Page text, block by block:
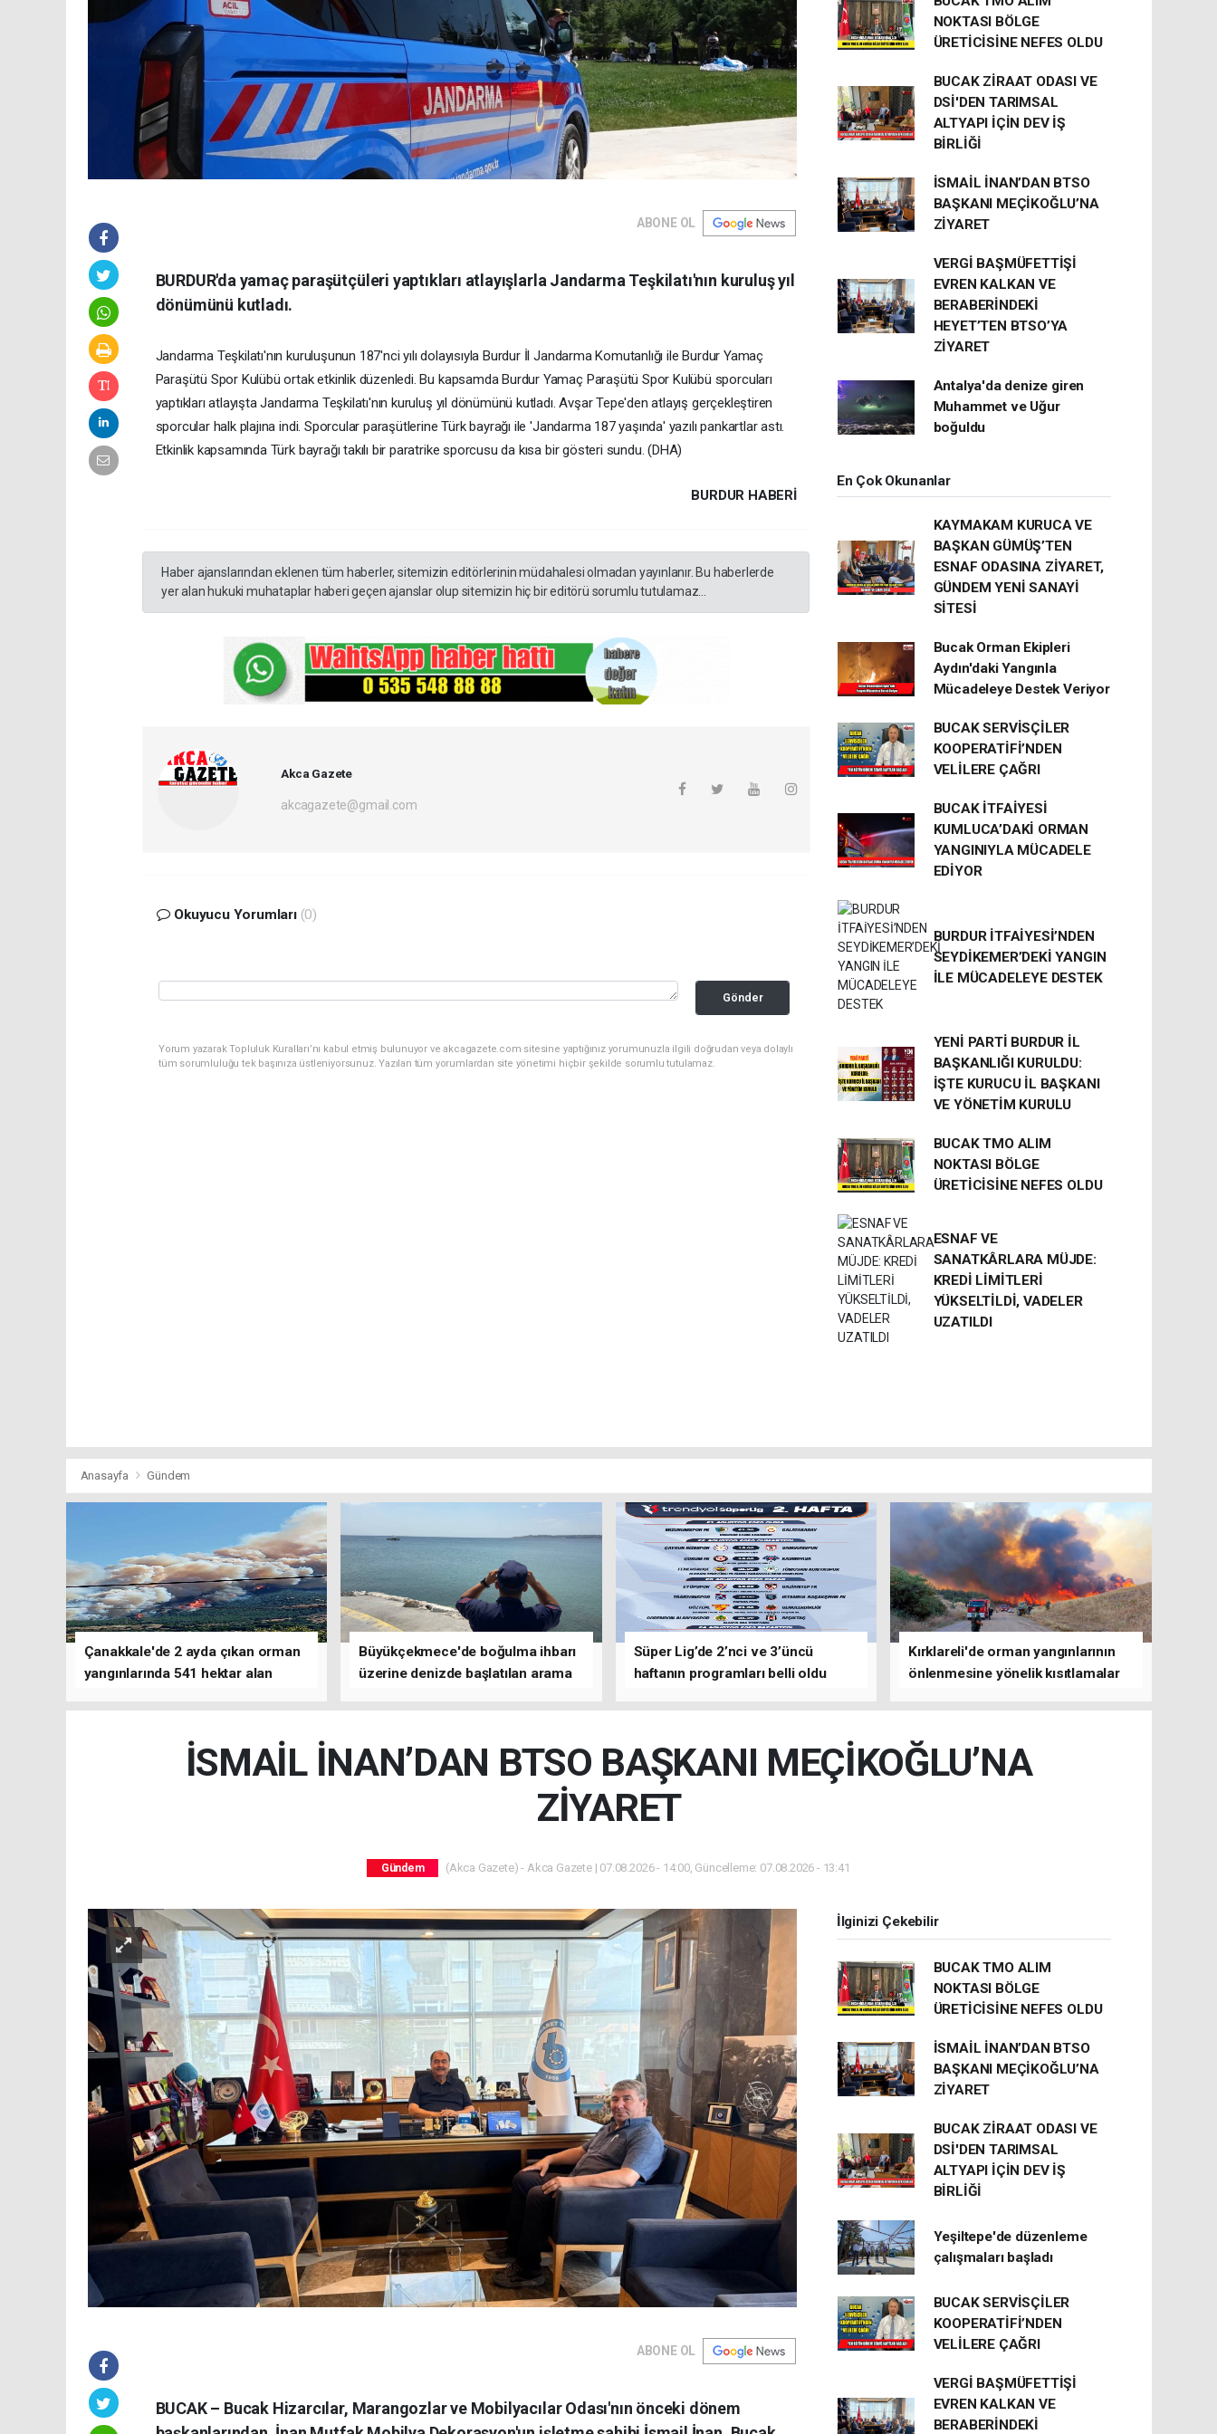
ABONE OL
BURDUR'da yamaç paraşütçüleri yaptıkları atlayışlarla Jandarma Teşkilatı'nın kuruluş yıl
dönümünü kutladı.
Jandarma Teşkilatı'nın kuruluşunun 187'nci yılı dolayısıyla Burdur İl Jandarma Komutanlığı ile Burdur Yamaç
Paraşütü Spor Kulübü ortak etkinlik düzenledi. Bu kapsamda Burdur Yamaç Paraşütü Spor Kulübü sporcuları
yaptıkları atlayışta Jandarma Teşkilatı'nın kuruluş yıl dönümünü kutladı. Avşar Tepe'den atlayış gerçekleştiren
sporcular halk plajına indi. Sporcular paraşütlerine Türk bayrağı ile 'Jandarma 187 yaşında' yazılı pankartlar astı.
Etkinlik kapsamında Türk bayrağı takılı bir paratrike sporcusu da kısa bir gösteri sundu. (DHA)
BURDUR HABERİ
Haber ajanslarından eklenen tüm haberler, sitemizin editörlerinin müdahalesi olmadan yayınlanır. Bu haberlerde
yer alan hukuki muhataplar haberi geçen ajanslar olup sitemizin hiç bir editörü sorumlu tutulamaz...
Akca Gazete
akcagazete@gmail.com
Okuyucu Yorumları (0)
Gönder
Yorum yazarak Topluluk Kuralları’nı kabul etmiş bulunuyor ve akcagazete.com sitesine yaptığınız yorumunuzla ilgili doğrudan veya dolaylı
tüm sorumluluğu tek başınıza üstleniyorsunuz. Yazılan tüm yorumlardan site yönetimi hiçbir şekilde sorumlu tutulamaz.
NOKTASI BÖLGE
ÜRETİCİSİNE NEFES OLDU
BUCAK ZİRAAT ODASI VE
DSİ'DEN TARIMSAL
ALTYAPI İÇİN DEV İŞ
BİRLİĞİ
İSMAİL İNAN’DAN BTSO
BAŞKANI MEÇİKOĞLU’NA
ZİYARET
VERGİ BAŞMÜFETTİŞİ
EVREN KALKAN VE
BERABERİNDEKİ
HEYET’TEN BTSO’YA
ZİYARET
Antalya'da denize giren
Muhammet ve Uğur
boğuldu
En Çok Okunanlar
KAYMAKAM KURUCA VE
BAŞKAN GÜMÜŞ’TEN
ESNAF ODASINA ZİYARET,
GÜNDEM YENİ SANAYİ
SİTESİ
Bucak Orman Ekipleri
Aydın'daki Yangınla
Mücadeleye Destek Veriyor
BUCAK SERVİSÇİLER
KOOPERATİFİ’NDEN
VELİLERE ÇAĞRI
BUCAK İTFAİYESİ
KUMLUCA’DAKİ ORMAN
YANGINIYLA MÜCADELE
EDİYOR
BURDUR İTFAİYESİ’NDEN
SEYDİKEMER’DEKİ YANGIN
İLE MÜCADELEYE DESTEK
YENİ PARTİ BURDUR İL
BAŞKANLIĞI KURULDU:
İŞTE KURUCU İL BAŞKANI
VE YÖNETİM KURULU
BUCAK TMO ALIM
NOKTASI BÖLGE
ÜRETİCİSİNE NEFES OLDU
ESNAF VE
SANATKÂRLARA MÜJDE:
KREDİ LİMİTLERİ
YÜKSELTİLDİ, VADELER
UZATILDI
Anasayfa Gündem
Çanakkale'de 2 ayda çıkan orman
yangınlarında 541 hektar alan
Büyükçekmece'de boğulma ihbarı
üzerine denizde başlatılan arama
Süper Lig’de 2’nci ve 3’üncü
haftanın programları belli oldu
Kırklareli'de orman yangınlarının
önlenmesine yönelik kısıtlamalar
İSMAİL İNAN’DAN BTSO BAŞKANI MEÇİKOĞLU’NA
ZİYARET
Gündem (Akca Gazete) - Akca Gazete | 07.08.2026 - 14:00, Güncelleme: 07.08.2026 - 13:41
ABONE OL
BUCAK – Bucak Hizarcılar, Marangozlar ve Mobilyacılar Odası'nın önceki dönem
İlginizi Çekebilir
BUCAK TMO ALIM
NOKTASI BÖLGE
ÜRETİCİSİNE NEFES OLDU
İSMAİL İNAN’DAN BTSO
BAŞKANI MEÇİKOĞLU’NA
ZİYARET
BUCAK ZİRAAT ODASI VE
DSİ'DEN TARIMSAL
ALTYAPI İÇİN DEV İŞ
BİRLİĞİ
Yeşiltepe'de düzenleme
çalışmaları başladı
BUCAK SERVİSÇİLER
KOOPERATİFİ’NDEN
VELİLERE ÇAĞRI
VERGİ BAŞMÜFETTİŞİ
EVREN KALKAN VE
BERABERİNDEKİ